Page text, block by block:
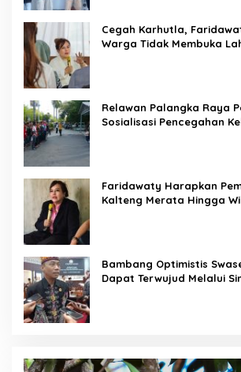
Cegah Karhutla,
Warga Tidak Membuka
Relawan Palangka Raya
Sosialisasi Pencegahan
Faridawaty Harapkan
Kalteng Merata Hingga
Bambang Optimistis
Dapat Terwujud Melalui